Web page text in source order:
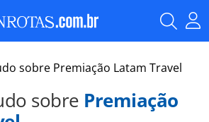
sobre Premiação Latam Travel
sobre Premiação